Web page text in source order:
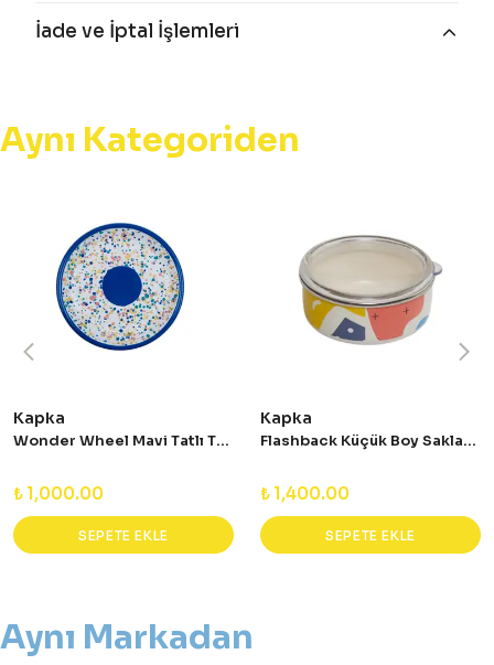
İade ve İptal İşlemleri
Aynı Kategoriden
Kapka
Wonder Wheel Mavi Tatlı Tabağı
₺ 1,000.00
SEPETE EKLE
Kapka
Flashback Küçük Boy Saklama Kabı
₺ 1,400.00
SEPETE EKLE
Aynı Markadan